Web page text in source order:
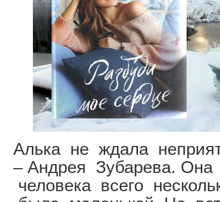
Алька не ждала
– Андрея Зубарева. Она
человека всего